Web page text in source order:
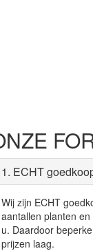
1. ECHT
Wij zijn ECHT
aantallen planten
u. Daardoor
prijzen laag.